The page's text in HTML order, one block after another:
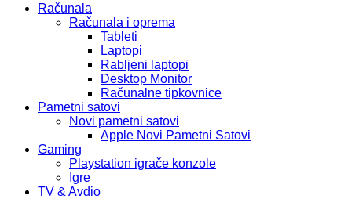
Računala
Računala i oprema
Tableti
Laptopi
Rabljeni laptopi
Desktop Monitor
Računalne tipkovnice
Pametni satovi
Novi pametni satovi
Apple Novi Pametni Satovi
Gaming
Playstation igrače konzole
Igre
TV & Avdio